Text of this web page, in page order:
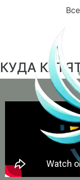
КУДА